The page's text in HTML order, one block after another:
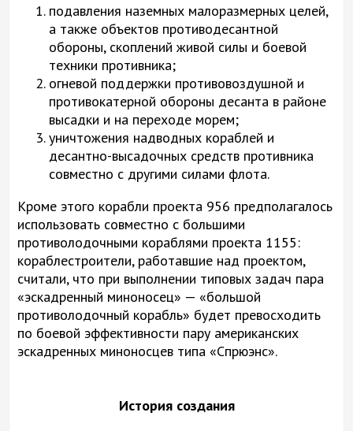
подавления наземных малоразмерных целей,
а также объектов противодесантной
обороны, скоплений живой силы и боевой
техники противника;
огневой поддержки противовоздушной и
противокатерной обороны десанта в районе
высадки и на переходе морем;
уничтожения надводных кораблей и
десантно-высадочных средств противника
совместно с другими силами флота.
Кроме этого корабли проекта 956 предполагалось
использовать совместно с большими
противолодочными кораблями проекта 1155:
кораблестроители, работавшие над проектом,
считали, что при выполнении типовых задач пара
«эскадренный миноносец» — «большой
противолодочный корабль» будет превосходить
по боевой эффективности пару американских
эскадренных миноносцев типа «Спрюэнс».
История создания